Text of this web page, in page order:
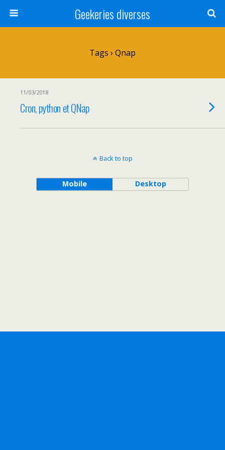
Geekeries diverses
Tags › Qnap
11/03/2018
Cron, python et QNap
Back to top
Mobile Desktop